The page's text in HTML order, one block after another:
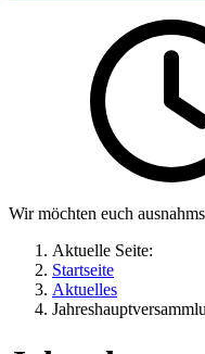
Wir möchten euch
Aktuelle Seite:
Startseite
Aktuelles